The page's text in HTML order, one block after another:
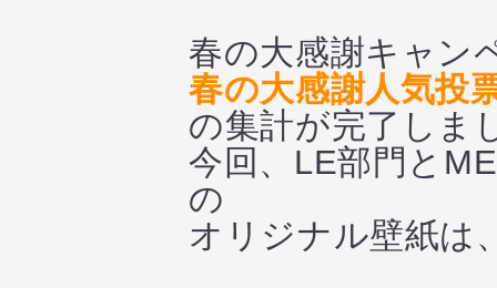
春の大感謝キャン
春の大感謝人気投
の集計が完了しま
今回、LE部門と
の
オリジナル壁紙は